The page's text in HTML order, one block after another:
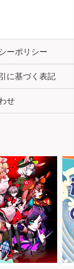
ーポリシー
に基づく表記
せ